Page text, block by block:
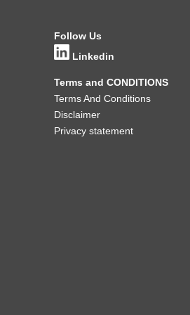
Follow Us
Linkedin
Terms and CONDITIONS
Terms And Conditions
Disclaimer
Privacy statement